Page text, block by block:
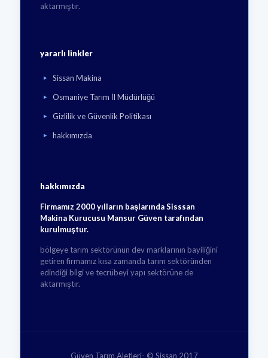
aktarmıştır.
yararlı linkler
Sissan Makina
Osmaniye Tarım İl Müdürlüğü
Gizlilik ve Güvenlik Politikası
hakkımızda
hakkımızda
Firmamız 2000 yılların başlarında Sisssan
Makina Kurucusu Mansur Güven tarafından
kurulmuştur.
bölgeye tarım sektörünün dev marklarının bayiliğini
getiren firmamız kısa zamanda tarım sektöründen
edindiği bilgi ve tecrübeyi yapı sektörüne de
aktarmıştır.
Güven Tarım Aletleri- © Sissan 2017